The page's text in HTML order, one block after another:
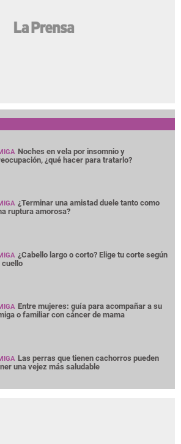
Noches en vela por insomnio y
¿qué hacer para tratarlo?
¿Terminar una amistad duele tanto como
ruptura amorosa?
¿Cabello largo o corto? Elige tu corte según
cuello
Entre mujeres: guía para acompañar a su
o familiar con cáncer de mama
Las perras que tienen cachorros pueden
una vejez más saludable